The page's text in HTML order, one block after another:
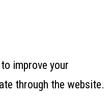
improve your
through the website.